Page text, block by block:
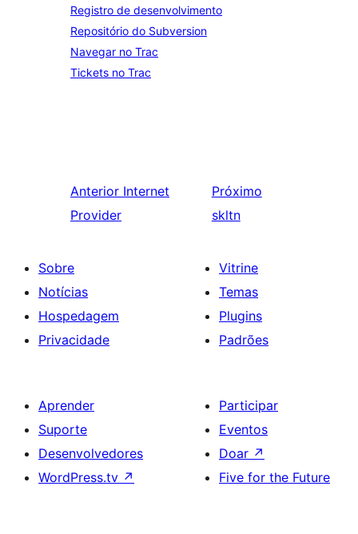
Registro de desenvolvimento
Repositório do Subversion
Navegar no Trac
Tickets no Trac
Anterior Internet
Provider
Próximo
skltn
Sobre
Notícias
Hospedagem
Privacidade
Vitrine
Temas
Plugins
Padrões
Aprender
Suporte
Desenvolvedores
WordPress.tv ↗
Participar
Eventos
Doar ↗
Five for the Future